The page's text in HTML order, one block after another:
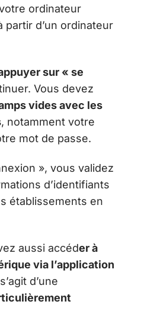
ordinateur
d’un ordinateur
sur « se
Vous devez
vides avec les
, notamment votre
mot de passe.
», vous validez
d’identifiants
établissements en
aussi accéder à
via l’application
d’une